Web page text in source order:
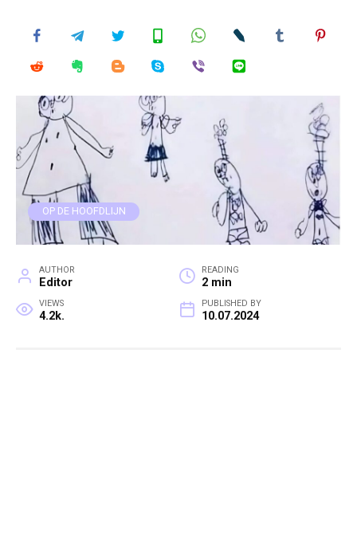
OP DE HOOFDLIJN
AUTHOR
Editor
READING
2 min
VIEWS
4.2k.
PUBLISHED BY
10.07.2024